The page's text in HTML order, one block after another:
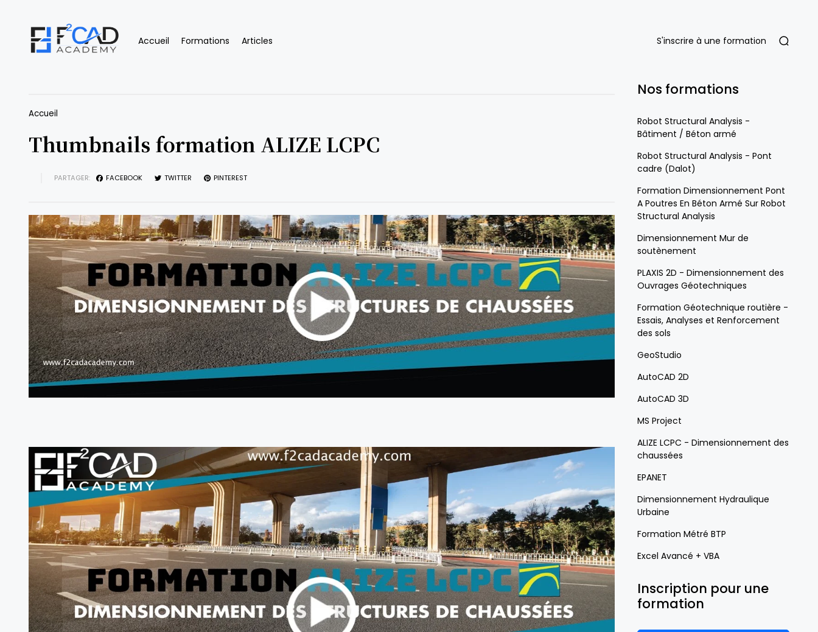
Accueil Formations Articles S'inscrire à une formation
Accueil
Thumbnails formation ALIZE LCPC
PARTAGER: FACEBOOK TWITTER PINTEREST
Nos formations
Robot Structural Analysis -
Bâtiment / Béton armé
Robot Structural Analysis - Pont
cadre (Dalot)
Formation Dimensionnement Pont
A Poutres En Béton Armé Sur Robot
Structural Analysis
Dimensionnement Mur de
soutènement
PLAXIS 2D - Dimensionnement des
Ouvrages Géotechniques
Formation Géotechnique routière -
Essais, Analyses et Renforcement
des sols
GeoStudio
AutoCAD 2D
AutoCAD 3D
MS Project
ALIZE LCPC - Dimensionnement des
chaussées
EPANET
Dimensionnement Hydraulique
Urbaine
Formation Métré BTP
Excel Avancé + VBA
Inscription pour une
formation